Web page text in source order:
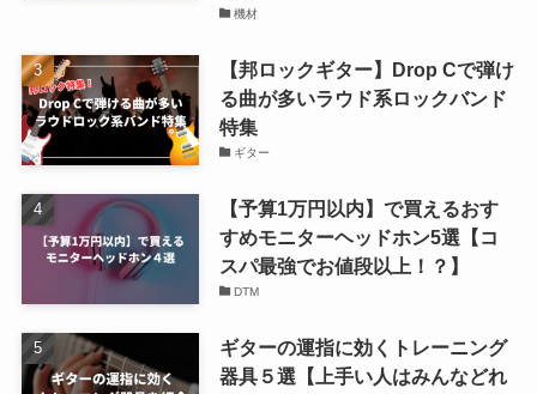
機材
【邦ロックギター】Drop Cで弾け
る曲が多いラウド系ロックバンド
特集
ギター
【予算1万円以内】で買えるおす
すめモニターヘッドホン5選【コ
スパ最強でお値段以上！？】
DTM
ギターの運指に効くトレーニング
器具５選【上手い人はみんなどれ